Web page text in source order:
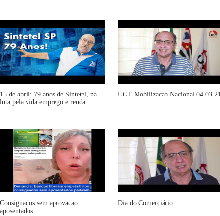
15 de abril: 79 anos de Sintetel, na
luta pela vida emprego e renda
UGT Mobilizacao Nacional 04 03
Consignados sem aprovacao
aposentados
Dia do Comerciário